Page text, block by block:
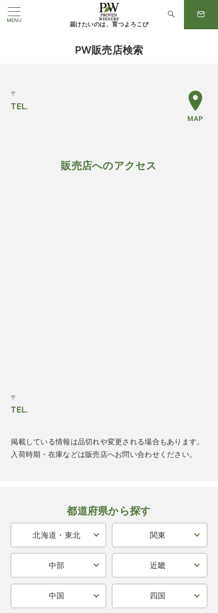
MENU
届けたいのは、育つよろこび
PW販売店検索
〒
TEL.
MAP
販売店へのアクセス
〒
TEL.
掲載している情報は品切れや変更される場合もあります。
入荷時期・在庫などは販売店へお問い合わせください。
都道府県から探す
北海道・東北 関東
中部 近畿
中国 四国